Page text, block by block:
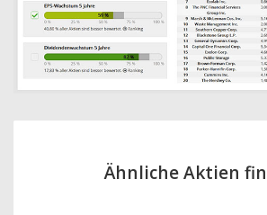
Ähnliche Aktien